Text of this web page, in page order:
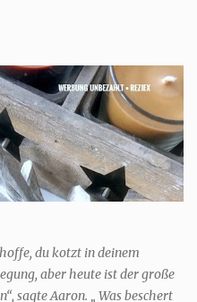
du kotzt in deinem
aber heute ist der große
sagte Aaron. „ Was beschert